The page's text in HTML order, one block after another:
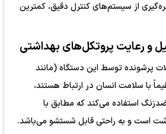
از سیستم‌های کنترل دقیق، کمترین
پرشونده توسط این دستگاه (مانند
با سلامت انسان در ارتباط هستند،
تیم از استیل ۳۱۶ ضدزنگ استفاده می‌کند که مطابق با
است و به راحتی قابل شستشو می‌باشد.